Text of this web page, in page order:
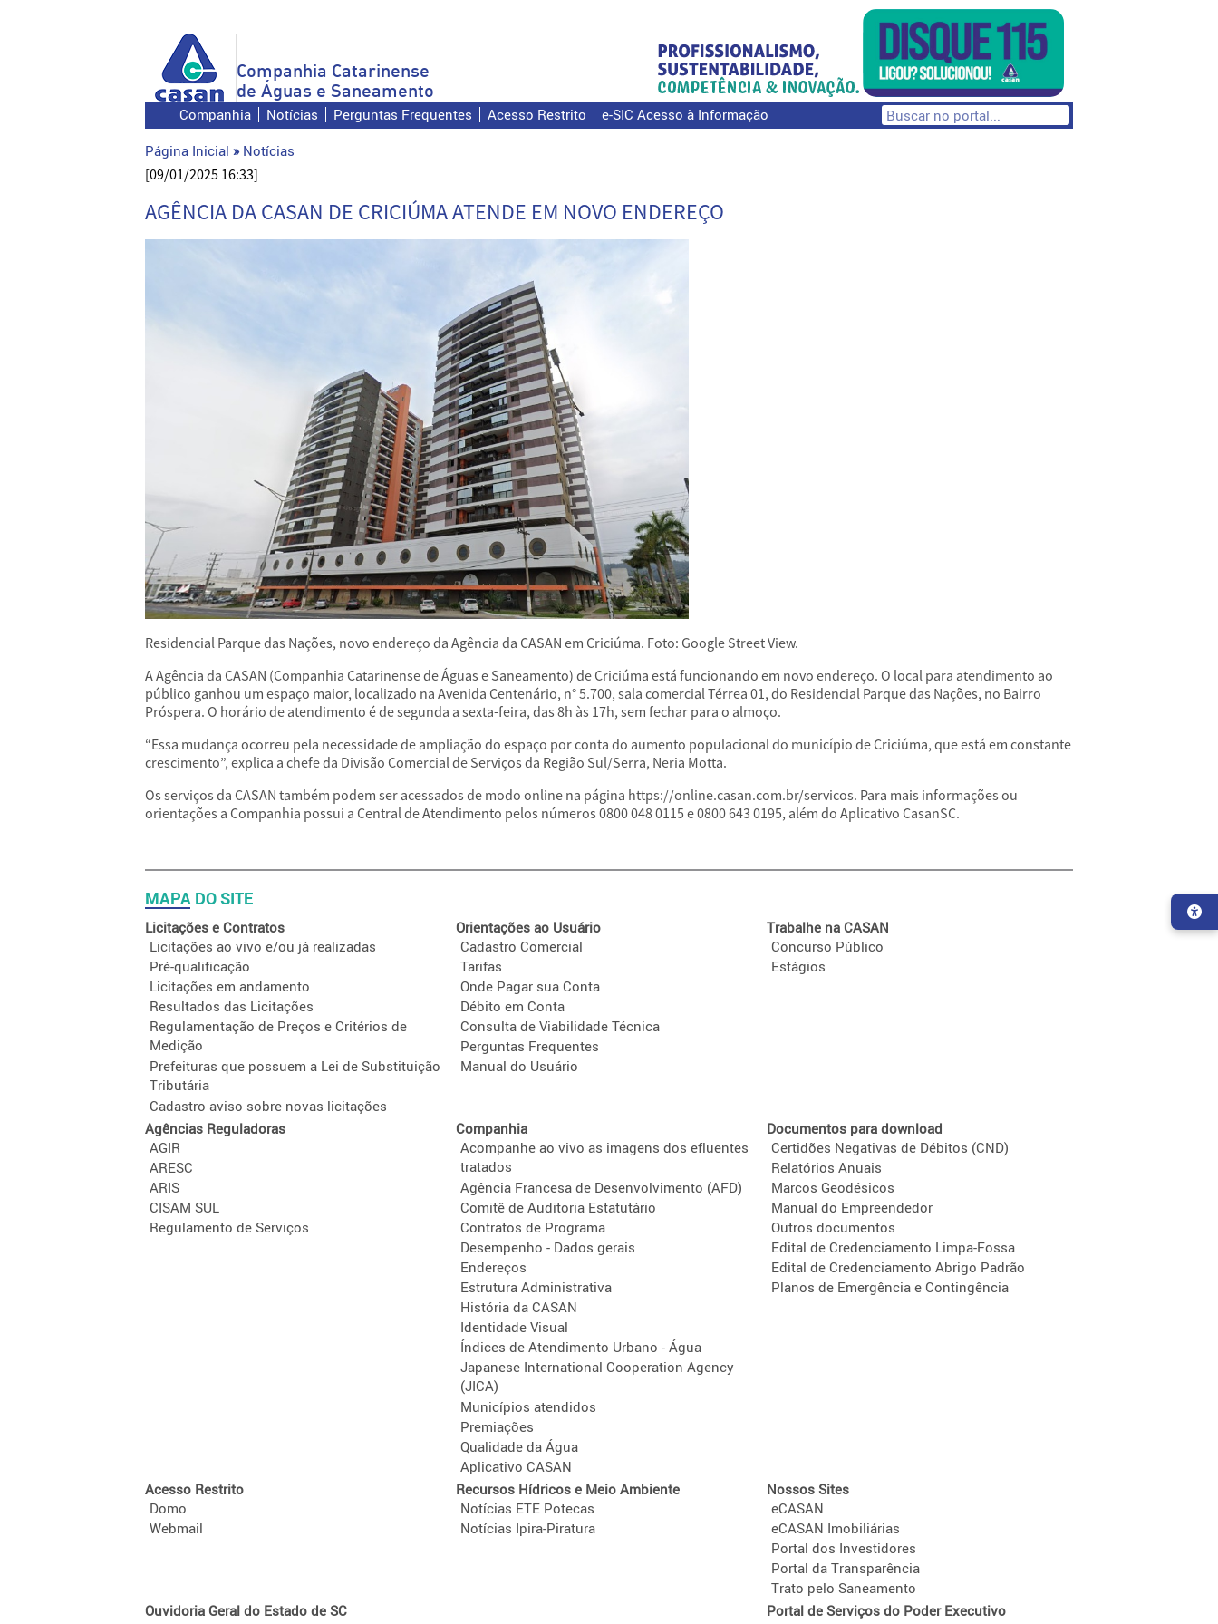
Companhia Catarinense
de Águas e Saneamento
Companhia Notícias Perguntas Frequentes Acesso Restrito
e-SIC Acesso à Informação
Página Inicial » Notícias
[09/01/2025 16:33]
AGÊNCIA DA CASAN DE CRICIÚMA ATENDE EM NOVO ENDEREÇO
Residencial Parque das Nações, novo endereço da Agência da CASAN em Criciúma. Foto: Google Street View.
A Agência da CASAN (Companhia Catarinense de Águas e Saneamento) de Criciúma está funcionando em novo endereço. O local para atendimento ao
público ganhou um espaço maior, localizado na Avenida Centenário, n° 5.700, sala comercial Térrea 01, do Residencial Parque das Nações, no Bairro
Próspera. O horário de atendimento é de segunda a sexta-feira, das 8h às 17h, sem fechar para o almoço.
“Essa mudança ocorreu pela necessidade de ampliação do espaço por conta do aumento populacional do município de Criciúma, que está em constante
crescimento”, explica a chefe da Divisão Comercial de Serviços da Região Sul/Serra, Neria Motta.
Os serviços da CASAN também podem ser acessados de modo online na página https://online.casan.com.br/servicos. Para mais informações ou
orientações a Companhia possui a Central de Atendimento pelos números 0800 048 0115 e 0800 643 0195, além do Aplicativo CasanSC.
MAPA DO SITE
Licitações e Contratos
Licitações ao vivo e/ou já realizadas
Pré-qualificação
Licitações em andamento
Resultados das Licitações
Regulamentação de Preços e Critérios de
Medição
Prefeituras que possuem a Lei de Substituição
Tributária
Cadastro aviso sobre novas licitações
Orientações ao Usuário
Cadastro Comercial
Tarifas
Onde Pagar sua Conta
Débito em Conta
Consulta de Viabilidade Técnica
Perguntas Frequentes
Manual do Usuário
Trabalhe na CASAN
Concurso Público
Estágios
Agências Reguladoras
AGIR
ARESC
ARIS
CISAM SUL
Regulamento de Serviços
Companhia
Acompanhe ao vivo as imagens dos efluentes
tratados
Agência Francesa de Desenvolvimento (AFD)
Comitê de Auditoria Estatutário
Contratos de Programa
Desempenho - Dados gerais
Endereços
Estrutura Administrativa
História da CASAN
Identidade Visual
Índices de Atendimento Urbano - Água
Japanese International Cooperation Agency
(JICA)
Municípios atendidos
Premiações
Qualidade da Água
Aplicativo CASAN
Documentos para download
Certidões Negativas de Débitos (CND)
Relatórios Anuais
Marcos Geodésicos
Manual do Empreendedor
Outros documentos
Edital de Credenciamento Limpa-Fossa
Edital de Credenciamento Abrigo Padrão
Planos de Emergência e Contingência
Acesso Restrito
Domo
Webmail
Recursos Hídricos e Meio Ambiente
Notícias ETE Potecas
Notícias Ipira-Piratura
Nossos Sites
eCASAN
eCASAN Imobiliárias
Portal dos Investidores
Portal da Transparência
Trato pelo Saneamento
Ouvidoria Geral do Estado de SC
Portal de Serviços do Poder Executivo